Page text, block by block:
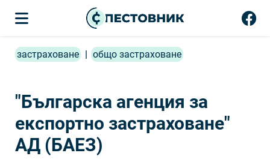
застраховане | общо застраховане
"Българска агенция за
експортно застраховане"
АД (БАЕЗ)